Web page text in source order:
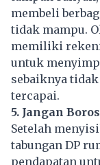
membeli
tidak mampu.
memiliki
untuk
sebaiknya
tercapai.
5. Jangan Boros
Setelah
tabungan DP
pendapatan